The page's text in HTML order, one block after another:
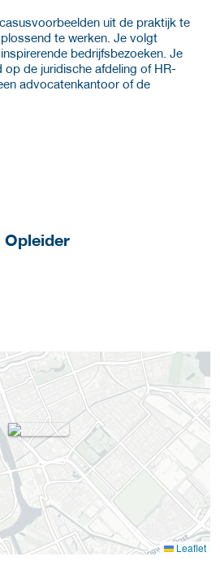
uit de praktijk te
te werken. Je volgt
bedrijfsbezoeken. Je
de juridische afdeling of HR-
advocatenkantoor of de
Leaflet